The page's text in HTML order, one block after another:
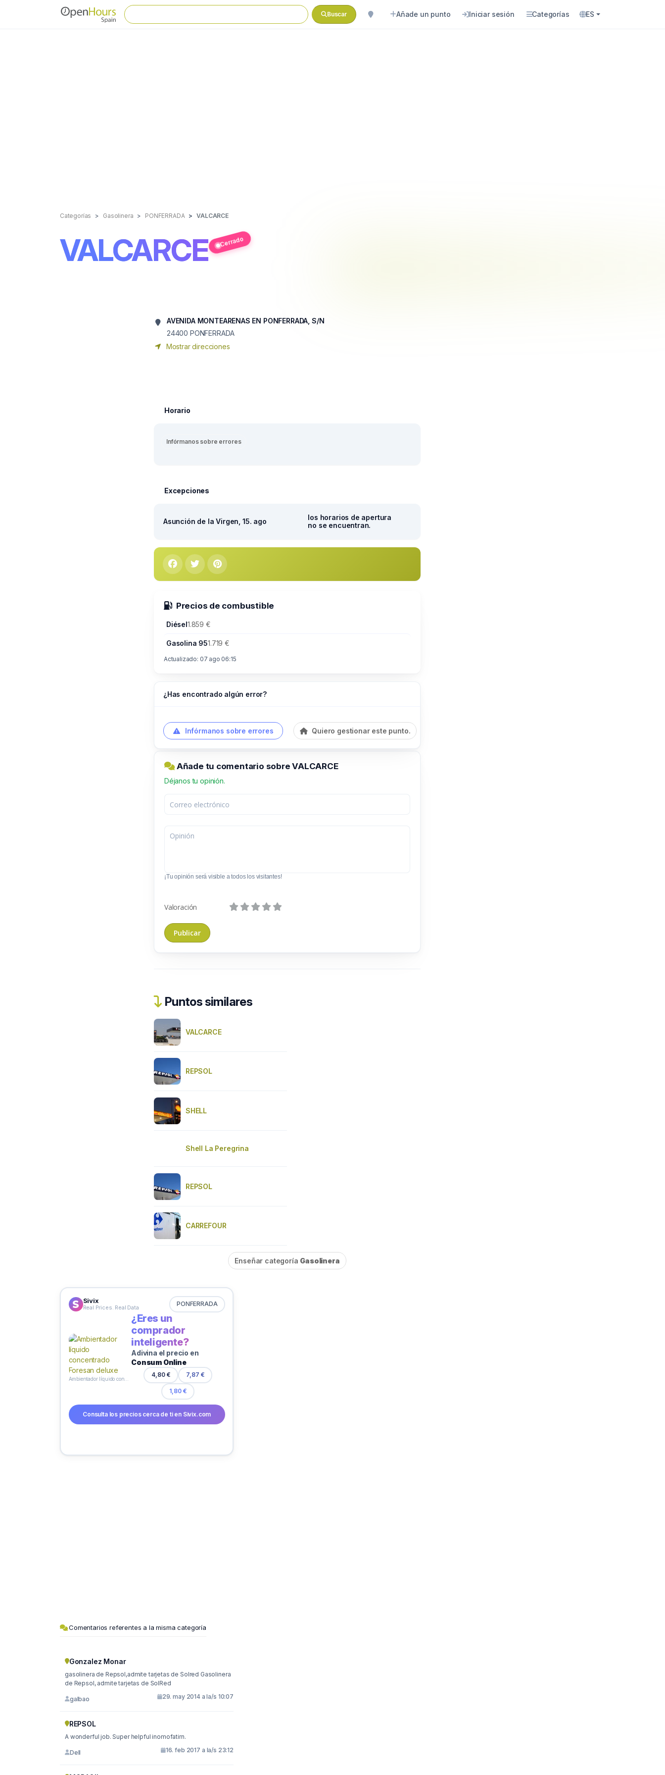
Buscar Añade un punto Iniciar sesión Categorías ES
Categorías Gasolinera PONFERRADA VALCARCE
VALCARCE Cerrado
AVENIDA MONTEARENAS EN PONFERRADA, S/N
24400 PONFERRADA
Mostrar direcciones
Horario
Infórmanos sobre errores
Excepciones
Asunción de la Virgen, 15. ago
los horarios de apertura
no se encuentran.
Precios de combustible
Diésel1.859 €
Gasolina 951.719 €
Actualizado: 07 ago 06:15
¿Has encontrado algún error?
Infórmanos sobre errores Quiero gestionar este punto.
Añade tu comentario sobre VALCARCE
Déjanos tu opinión.
¡Tu opinión será visible a todos los visitantes!
Valoración
Puntos similares
VALCARCE
REPSOL
SHELL
Shell La Peregrina
REPSOL
CARREFOUR
Enseñar categoría Gasolinera
Sivix
Real Prices. Real Data PONFERRADA
¿Eres un
comprador
inteligente?
Adivina el precio en
Consum Online
4,80 € 7,87 €
1,80 €
Consulta los precios cerca de ti en Sivix.com
Comentarios referentes a la misma categoría
Gonzalez Monar
gasolinera de Repsol,admite tarjetas de Solred Gasolinera
de Repsol, admite tarjetas de SolRed
galbao 29. may 2014 a la/s 10:07
REPSOL
A wonderful job. Super helpful inomofatirn.
Dell 16. feb 2017 a la/s 23:12